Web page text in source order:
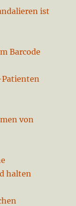
ist
Barcode
Patienten
von
halten